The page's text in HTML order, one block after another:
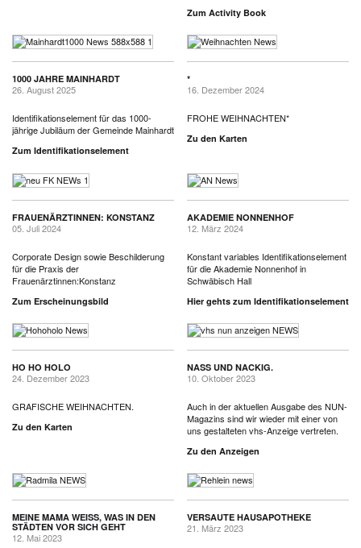
Zum Activity Book
1000 JAHRE MAINHARDT
26. August 2025
Identifikationselement für das 1000-
jährige Jubiläum der Gemeinde Mainhardt
Zum Identifikationselement
*
16. Dezember 2024
FROHE WEIHNACHTEN*
Zu den Karten
FRAUENÄRZTINNEN: KONSTANZ
05. Juli 2024
Corporate Design sowie Beschilderung
für die Praxis der
Frauenärztinnen:Konstanz
Zum Erscheinungsbild
AKADEMIE NONNENHOF
12. März 2024
Konstant variables Identifikationselement
für die Akademie Nonnenhof in
Schwäbisch Hall
Hier gehts zum Identifikationselement
HO HO HOLO
24. Dezember 2023
GRAFISCHE WEIHNACHTEN.
Zu den Karten
NASS UND NACKIG.
10. Oktober 2023
Auch in der aktuellen Ausgabe des NUN-
Magazins sind wir wieder mit einer von
uns gestalteten vhs-Anzeige vertreten.
Zu den Anzeigen
MEINE MAMA WEISS, WAS IN DEN S
TÄDTEN VOR SICH GEHT
12. Mai 2023
VERSAUTE HAUSAPOTHEKE
21. März 2023